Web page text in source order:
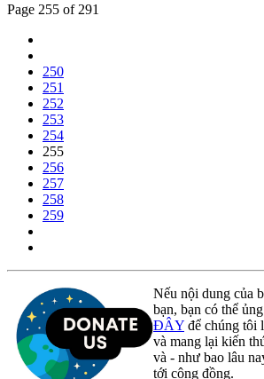
Page 255 of 291
250
251
252
253
254
255
256
257
258
259
Nếu nội dung của
bạn, bạn có thể
ĐÂY để chúng tôi
và mang lại kiến
và - như bao lâu
tới cộng đồng.